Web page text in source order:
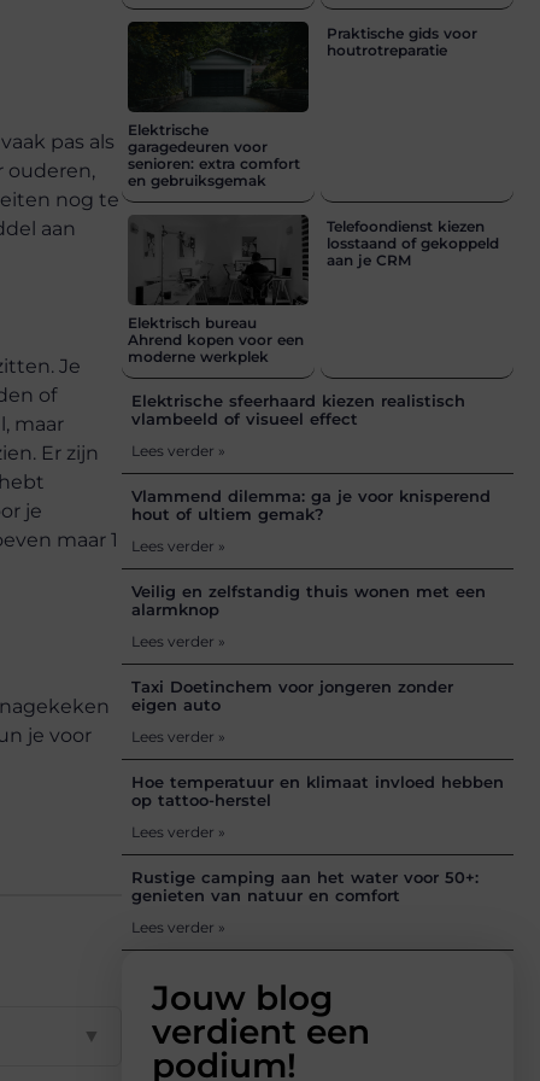
pas als
ouderen,
nog te
aan
Je
of
maar
Er zijn
je
maar 1
je voor
▼
Elektrische
garagedeuren voor
senioren: extra comfort
en gebruiksgemak
Praktische gids voor
houtrotreparatie
Elektrisch bureau
Ahrend kopen voor een
moderne werkplek
Telefoondienst kiezen
losstaand of gekoppeld
aan je CRM
Elektrische sfeerhaard kiezen realistisch
vlambeeld of visueel effect
Lees verder »
Vlammend dilemma: ga je voor knisperend
hout of ultiem gemak?
Lees verder »
Veilig en zelfstandig thuis wonen met een
alarmknop
Lees verder »
Taxi Doetinchem voor jongeren zonder
eigen auto
Lees verder »
Hoe temperatuur en klimaat invloed hebben
op tattoo-herstel
Lees verder »
Rustige camping aan het water voor 50+:
genieten van natuur en comfort
Lees verder »
Jouw blog
verdient een
podium!